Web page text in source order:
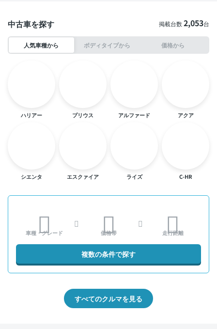
中古車を探す 掲載台数2,053台
人気車種から ボディタイプから 価格から
ハリアー プリウス アルファード アクア
シエンタ エスクァイア ライズ C-HR
車種・グレード 価格帯 走行距離
複数の条件で探す
すべてのクルマを見る